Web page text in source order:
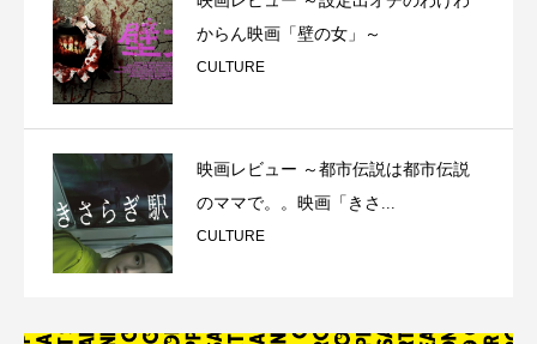
からん映画「壁の女」～
CULTURE
映画レビュー ～都市伝説は都市伝説
のママで。。映画「きさ...
CULTURE